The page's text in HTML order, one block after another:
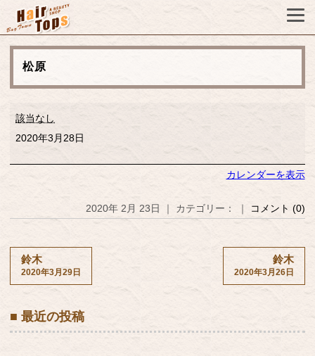
松原
原該当なし
2020年3月28日
カレンダーを表示
2020年 2月 23日 ｜ カテゴリー： ｜ コメント (0)
鈴木
2020年3月29日
鈴木
2020年3月26日
■ 最近の投稿